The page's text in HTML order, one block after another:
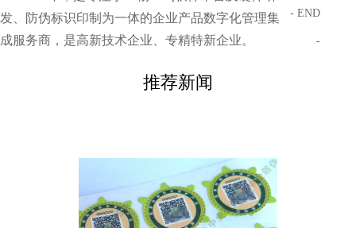
发、防伪标识印制为一体的企业产品数字化管理集
成服务商，是高新技术企业、专精特新企业。
- END
-
推荐新闻